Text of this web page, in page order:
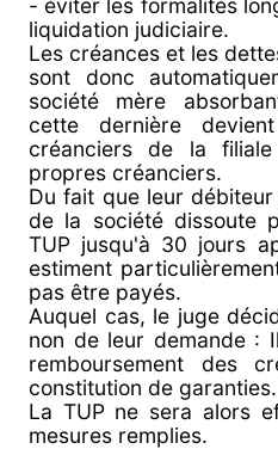
- éviter les formalités
liquidation judiciaire.
Les créances et les
sont donc
société mère
cette dernière
créanciers de la
propres créanciers.
Du fait que leur
de la société dissoute
TUP jusqu'à 30 jours
estiment
pas être payés.
Auquel cas, le juge
non de leur demande :
remboursement des
constitution de garanties.
La TUP ne sera alors
mesures remplies.